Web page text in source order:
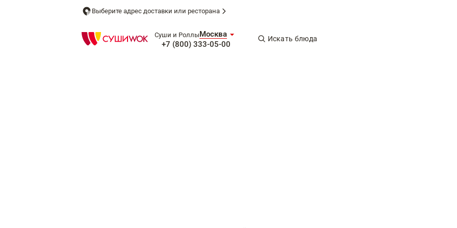
Выберите адрес доставки или ресторана
Суши и РоллыМосква
+7 (800) 333-05-00
Искать блюда